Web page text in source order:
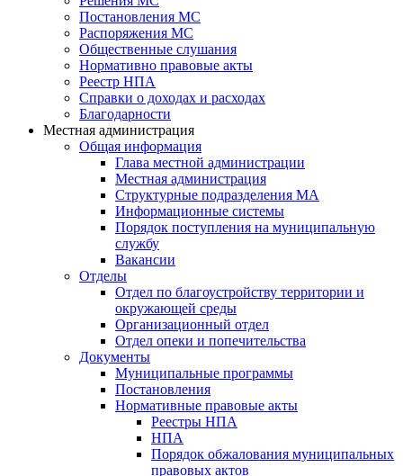
Постановления МС
Распоряжения МС
Общественные слушания
Нормативно правовые акты
Реестр НПА
Справки о доходах и расходах
Благодарности
Местная администрация
Общая информация
Глава местной администрации
Местная администрация
Структурные подразделения МА
Информационные системы
Порядок поступления на муниципальную
службу
Вакансии
Отделы
Отдел по благоустройству территории и
окружающей среды
Организационный отдел
Отдел опеки и попечительства
Документы
Муниципальные программы
Постановления
Нормативные правовые акты
Реестры НПА
НПА
Порядок обжалования муниципальных
правовых актов